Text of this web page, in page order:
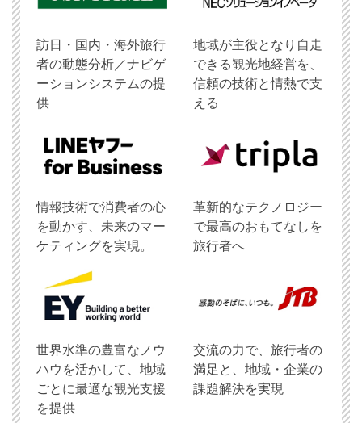
訪日・国内・海外旅行
者の動態分析／ナビゲ
ーションシステムの提
供
地域が主役となり自走
できる観光地経営を、
信頼の技術と情熱で支
える
情報技術で消費者の心
を動かす、未来のマー
ケティングを実現。
革新的なテクノロジー
で最高のおもてなしを
旅行者へ
世界水準の豊富なノウ
ハウを活かして、地域
ごとに最適な観光支援
を提供
交流の力で、旅行者の
満足と、地域・企業の
課題解決を実現